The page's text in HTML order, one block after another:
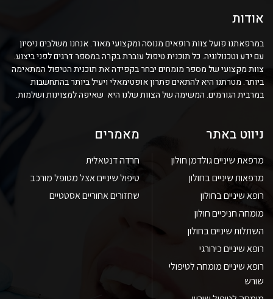
אודות
במרפאתנו פועל צוות רופאים מנוסה ומקצועי מאוד. אנחנו משלבים ניסיון
עם ידע וטכנולוגיה. כל תוכנית טיפול עוברת בקרה במספר דרגים לפני ביצוע.
צוות מקצועי של מספר מומחים יבחר בקפידה את תוכנית הטיפול המתאימה
ביותר. מטרתנו היא להתאים פתרון אופטימאלי ויעיל ביותר בהתחשבות
במרבית הגורמים. המשימה של הצוות שלנו היא שאיפה למצוינות ושלמות.
ניווט באתר
מרפאת שיניים גולדמן חולון
מרפאות שיניים בחולון
רופא שיניים בחולון
מומחה חניכיים חולון
השתלות שיניים בחולון
רופא שיניים כירורגי
רופא שיניים מומחה לטיפולי
שורש
מאמרים
חרדה דנטאלית
טיפול שיניים אצל מטופל מורכב
שחזורים אחוריים אסטטיים